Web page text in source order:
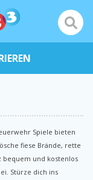
Spiele bieten
fiese Brände, rette
bequem und kostenlos
Stürze dich ins